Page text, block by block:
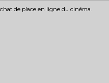
de place en ligne du cinéma.